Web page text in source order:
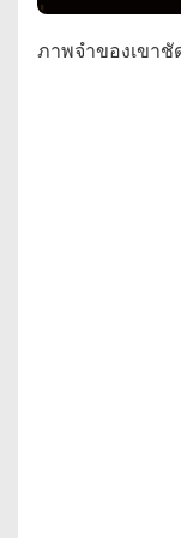
ภาพจำของเขา